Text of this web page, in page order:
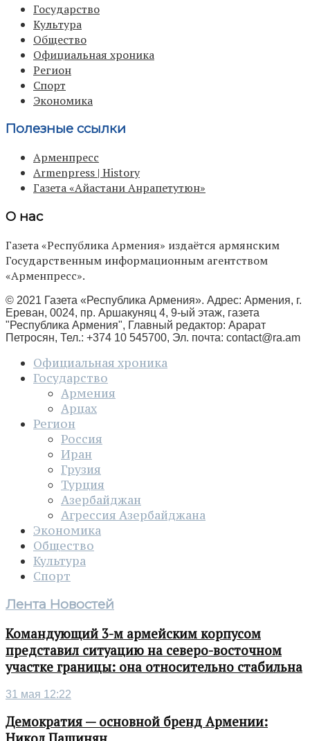
Государство
Культура
Общество
Официальная хроника
Регион
Спорт
Экономика
Полезные ссылки
Арменпресс
Armenpress | History
Газета «Айастани Анрапетутюн»
О нас
Газета «Республика Армения» издаётся армянским
Государственным информационным агентством
«Арменпресс».
© 2021 Газета «Республика Армения». Адрес: Армения, г.
Ереван, 0024, пр. Аршакуняц 4, 9-ый этаж, газета
"Республика Армения", Главный редактор: Арарат
Петросян, Тел.: +374 10 545700, Эл. почта: contact@ra.am
Официальная хроника
Государство
Армения
Арцах
Регион
Россия
Иран
Грузия
Турция
Азербайджан
Агрессия Азербайджана
Экономика
Общество
Культура
Спорт
Лента Новостей
Командующий 3-м армейским корпусом
представил ситуацию на северо-восточном
участке границы: она относительно стабильна
31 мая 12:22
Демократия — основной бренд Армении: